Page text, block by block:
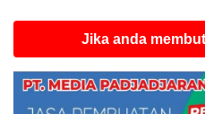
Jika anda membutuhkan